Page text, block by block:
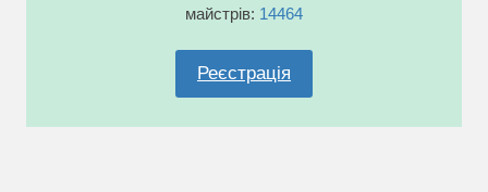
майстрів: 14464
Реєстрація